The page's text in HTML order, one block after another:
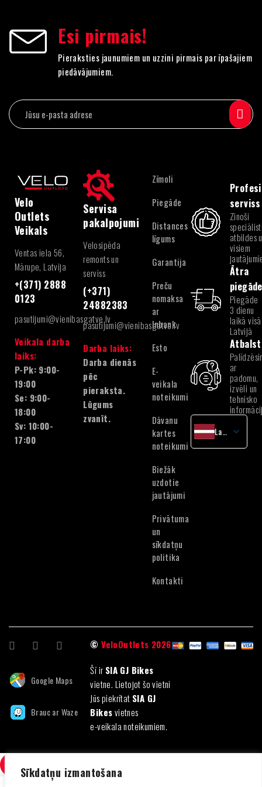
Sīkdatņu izmantošana
Esi pirmais!
Pieraksties jaunumiem un uzzini pirmais par īpašajiem
piedāvājumiem.
Velo
Outlets
Veikals
Ventas iela 56,
Mārupe, Latvija
+(371) 2888
0123
pasutijumi@vienibasgatve.lv
Veikala darba
laiks:
P-Pk: 9:00-
19:00
Se: 9:00-
18:00
Sv: 10:00-
17:00
Servisa
pakalpojumi
Velosipēda
remonts un
serviss
(+371)
24882383
pasutijumi@vienibasgatve.lv
Darba laiks:
Darba dienās
pēc
pieraksta.
Lūgums
zvanīt.
Zīmoli
Piegāde
Distances
līgums
Garantija
Preču
nomaksa
ar
Inbank
Esto
E-
veikala
noteikumi
Dāvanu
kartes
noteikumi
Biežāk
uzdotie
jautājumi
Privātuma
un
sīkdatņu
politika
Kontakti
serviss
Zinoši
atbildes
visiem
Ātra
piegāde
Piegāde
3 dienu
laikā visā
Latvijā
ar
padomu,
izvēli un
tehnisko
English
Google Maps
Brauc ar Waze
©VeloOutlets 2026
Šī irSIA GJ Bikes
vietne. Lietojot šo vietni
Jūs piekrītat SIA GJ
Bikesvietnes
e-veikala noteikumiem.